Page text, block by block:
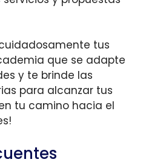
tus
que se adapte
y te brinde las
para alcanzar tus
tu camino hacia el